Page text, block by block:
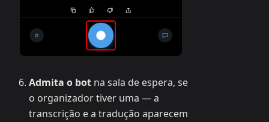
Admita o bot na sala de espera, se
o organizador tiver uma — a
transcrição e a tradução aparecem